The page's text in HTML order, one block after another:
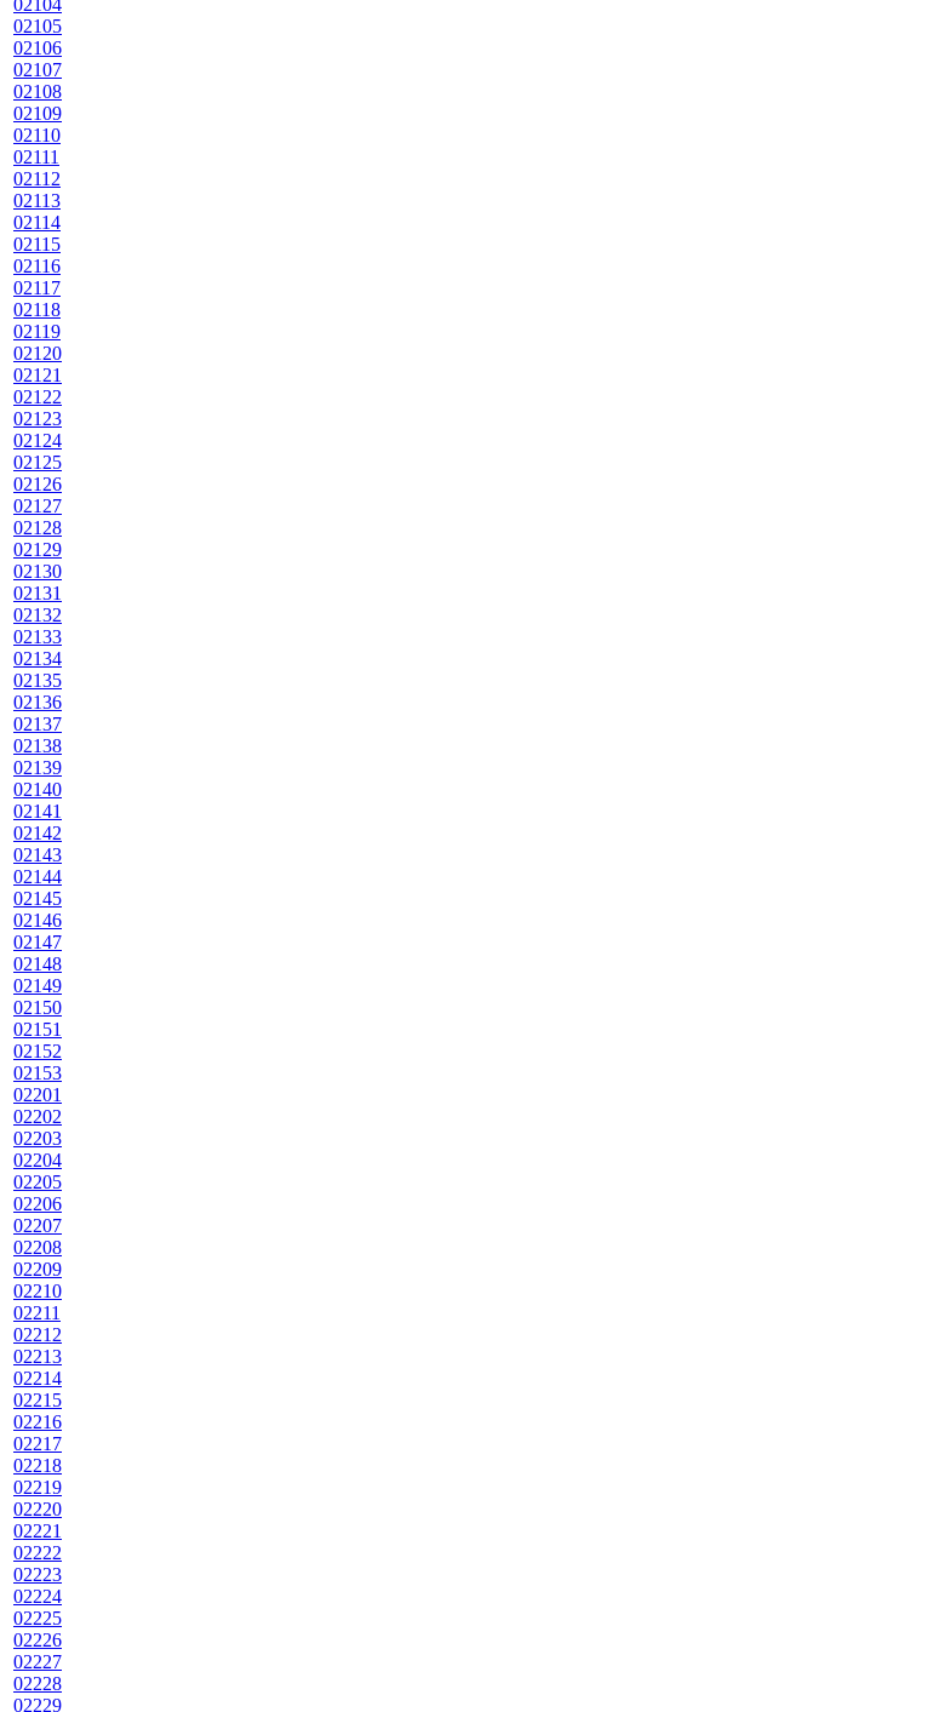
02104
02105
02106
02107
02108
02109
02110
02111
02112
02113
02114
02115
02116
02117
02118
02119
02120
02121
02122
02123
02124
02125
02126
02127
02128
02129
02130
02131
02132
02133
02134
02135
02136
02137
02138
02139
02140
02141
02142
02143
02144
02145
02146
02147
02148
02149
02150
02151
02152
02153
02201
02202
02203
02204
02205
02206
02207
02208
02209
02210
02211
02212
02213
02214
02215
02216
02217
02218
02219
02220
02221
02222
02223
02224
02225
02226
02227
02228
02229